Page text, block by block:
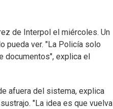
de Interpol el miércoles. Un
pueda ver. "La Policía solo
documentos", explica el
afuera del sistema, explica
"La idea es que vuelva